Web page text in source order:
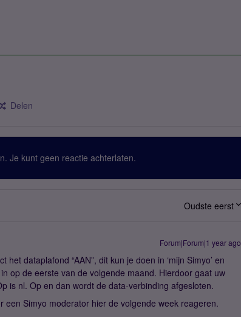
Delen
Je kunt geen reactie achterlaten.
Oudste eerst
Forum|Forum|1 year ago
het dataplafond “AAN”, dit kun je doen in ‘mijn Simyo’ en
op de eerste van de volgende maand. Hierdoor gaat uw
is nl. Op en dan wordt de data-verbinding afgesloten.
een Simyo moderator hier de volgende week reageren.